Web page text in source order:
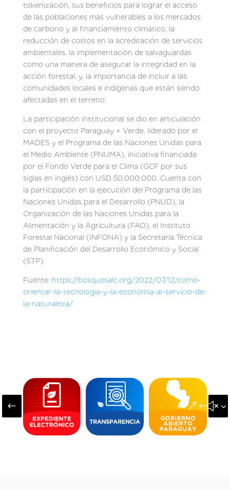
tokenización, sus beneficios para lograr el acceso
de las poblaciones más vulnerables a los mercados
de carbono y al financiamiento climático, la
reducción de costos en la acreditación de servicios
ambientales, la implementación de salvaguardas
como una manera de asegurar la integridad en la
acción forestal, y, la importancia de incluir a las
comunidades locales e indígenas que están siendo
afectadas en el terreno.
La participación institucional se dio en articulación
con el proyecto Paraguay + Verde, liderado por el
MADES y el Programa de las Naciones Unidas para
el Medio Ambiente (PNUMA), iniciativa financiada
por el Fondo Verde para el Clima (GCF por sus
siglas en inglés) con USD 50.000.000. Cuenta con
la participación en la ejecución del Programa de las
Naciones Unidas para el Desarrollo (PNUD), la
Organización de las Naciones Unidas para la
Alimentación y la Agricultura (FAO), el Instituto
Forestal Nacional (INFONA) y la Secretaría Técnica
de Planificación del Desarrollo Económico y Social
(STP).
Fuente: https://bosquesalc.org/2022/07/12/como-
orientar-la-tecnologia-y-la-economia-al-servicio-de-
la-naturaleza/
#